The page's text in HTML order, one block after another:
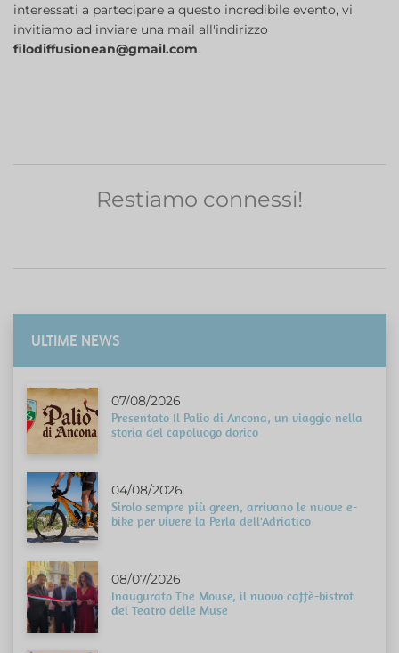
interessati a partecipare a questo incredibile evento, vi
invitiamo ad inviare una mail all'indirizzo
filodiffusionean@gmail.com.
Restiamo connessi!
ULTIME NEWS
07/08/2026
Presentato Il Palio di Ancona, un viaggio nella
storia del capoluogo dorico
04/08/2026
Sirolo sempre più green, arrivano le nuove e-
bike per vivere la Perla dell'Adriatico
08/07/2026
Inaugurato The Mouse, il nuovo caffè-bistrot
del Teatro delle Muse